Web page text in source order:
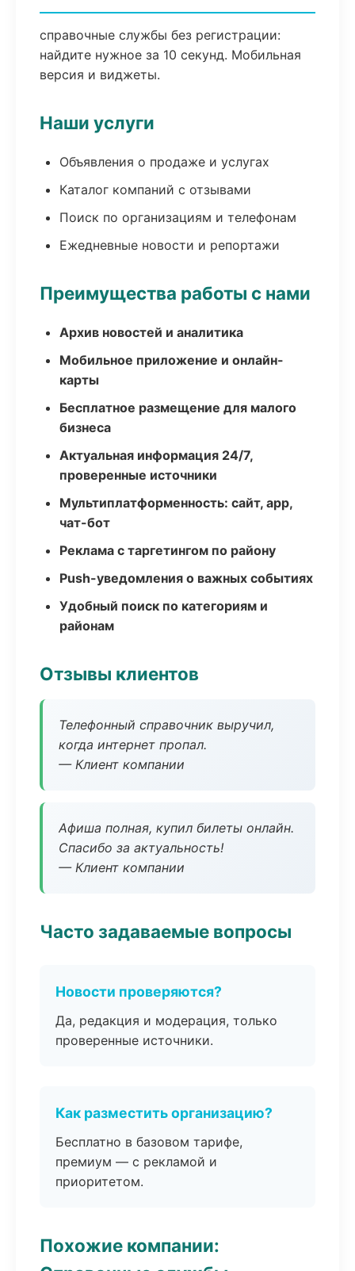
справочные службы без регистрации:
найдите нужное за 10 секунд. Мобильная
версия и виджеты.
Наши услуги
Объявления о продаже и услугах
Каталог компаний с отзывами
Поиск по организациям и телефонам
Ежедневные новости и репортажи
Преимущества работы с нами
Архив новостей и аналитика
Мобильное приложение и онлайн-
карты
Бесплатное размещение для малого
бизнеса
Актуальная информация 24/7,
проверенные источники
Мультиплатформенность: сайт, app,
чат-бот
Реклама с таргетингом по району
Push-уведомления о важных событиях
Удобный поиск по категориям и
районам
Отзывы клиентов
Телефонный справочник выручил,
когда интернет пропал.
— Клиент компании
Афиша полная, купил билеты онлайн.
Спасибо за актуальность!
— Клиент компании
Часто задаваемые вопросы
Новости проверяются?
Да, редакция и модерация, только
проверенные источники.
Как разместить организацию?
Бесплатно в базовом тарифе,
премиум — с рекламой и
приоритетом.
Похожие компании: